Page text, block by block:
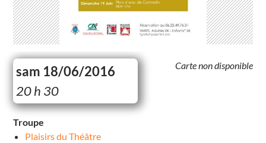
Carte non disponible
sam 18/06/2016
20 h 30
Troupe
Plaisirs du Théâtre